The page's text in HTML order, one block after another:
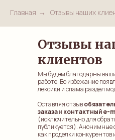
Главная → Отзывы наших
Отзывы
клиентов
Мы будем благодарны
работе. Во избежание
лексики и спама раздел
Оставляя отзыв
заказаи контактный e-
(исключительно для
публикуется). Анонимные
как проделки